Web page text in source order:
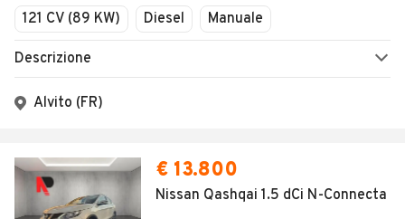
121 CV (89 KW) Diesel Manuale
Descrizione
Alvito (FR)
€ 13.800
Nissan Qashqai 1.5 dCi N-Connecta